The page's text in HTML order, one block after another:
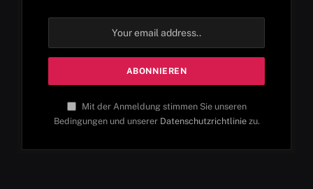
Mit der Anmeldung stimmen Sie unseren
Bedingungen und unserer Datenschutzrichtliniezu.